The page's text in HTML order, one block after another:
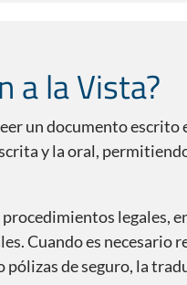
a la Vista?
un documento
y la oral,
Cuando es
de seguro, la